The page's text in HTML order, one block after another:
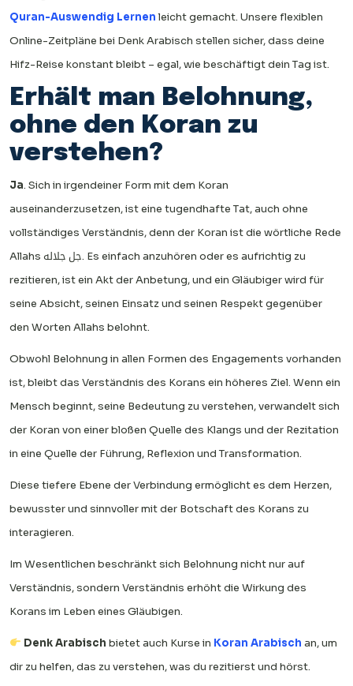
Quran-Auswendig Lernenleicht gemacht. Unsere flexiblen
Online-Zeitpläne bei Denk Arabisch stellen sicher, dass deine
Hifz-Reise konstant bleibt – egal, wie beschäftigt dein Tag ist.
Erhält man Belohnung,
ohne den Koran zu
verstehen?
Ja. Sich in irgendeiner Form mit dem Koran
auseinanderzusetzen, ist eine tugendhafte Tat, auch ohne
vollständiges Verständnis, denn der Koran ist die wörtliche Rede
Allahs جل جلاله. Es einfach anzuhören oder es aufrichtig zu
rezitieren, ist ein Akt der Anbetung, und ein Gläubiger wird für
seine Absicht, seinen Einsatz und seinen Respekt gegenüber
den Worten Allahs belohnt.
Obwohl Belohnung in allen Formen des Engagements vorhanden
ist, bleibt das Verständnis des Korans ein höheres Ziel. Wenn ein
Mensch beginnt, seine Bedeutung zu verstehen, verwandelt sich
der Koran von einer bloßen Quelle des Klangs und der Rezitation
in eine Quelle der Führung, Reflexion und Transformation.
Diese tiefere Ebene der Verbindung ermöglicht es dem Herzen,
bewusster und sinnvoller mit der Botschaft des Korans zu
interagieren.
Im Wesentlichen beschränkt sich Belohnung nicht nur auf
Verständnis, sondern Verständnis erhöht die Wirkung des
Korans im Leben eines Gläubigen.
Denk Arabisch bietet auch Kurse in Koran Arabisch an, um
dir zu helfen, das zu verstehen, was du rezitierst und hörst.